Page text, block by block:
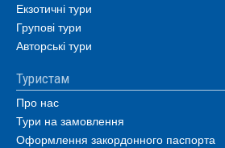
Екзотичні тури
Групові тури
Авторські тури
Туристам
Про нас
Тури на замовлення
Оформлення закордонного паспорта